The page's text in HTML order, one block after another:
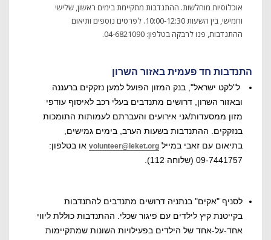
אוכלוסיות מוחלשות. ההתנדבות מתקיימת בימים ראשון, שלישי
וחמישי, בין השעות 10:00-12:30. לפרטים נוספים ותיאום
ההתנדבות, פנו לרבקה בטלפון: 04-6821090.
התנדבות חד פעמית באזור השרון
ל"לקט ישראל", בנק המזון הפועל למען נזקקים ברעננה
ובאזור השרון, דרושים מתנדבים בעלי רכב לאיסוף עודפי
מזון ממסעדות/גני אירועים והעברתם לעמותות התומכות
בנזקקים. ההתנדבות בשעות הערב, בימים גמישים,
בתיאום עם זאבי במיילvolunteer@leket.org או בטלפון:
09-7441757 (שלוחה 112).
לסניף "אקים" בנתניה דרושים מתנדבים להתנדבות
בקייטנת קיץ לילדים עם פיגור שכלי. ההתנדבות כוללת ליווי
אחד-על-אחד של הילדים בפעילויות השונות שמתקיימות